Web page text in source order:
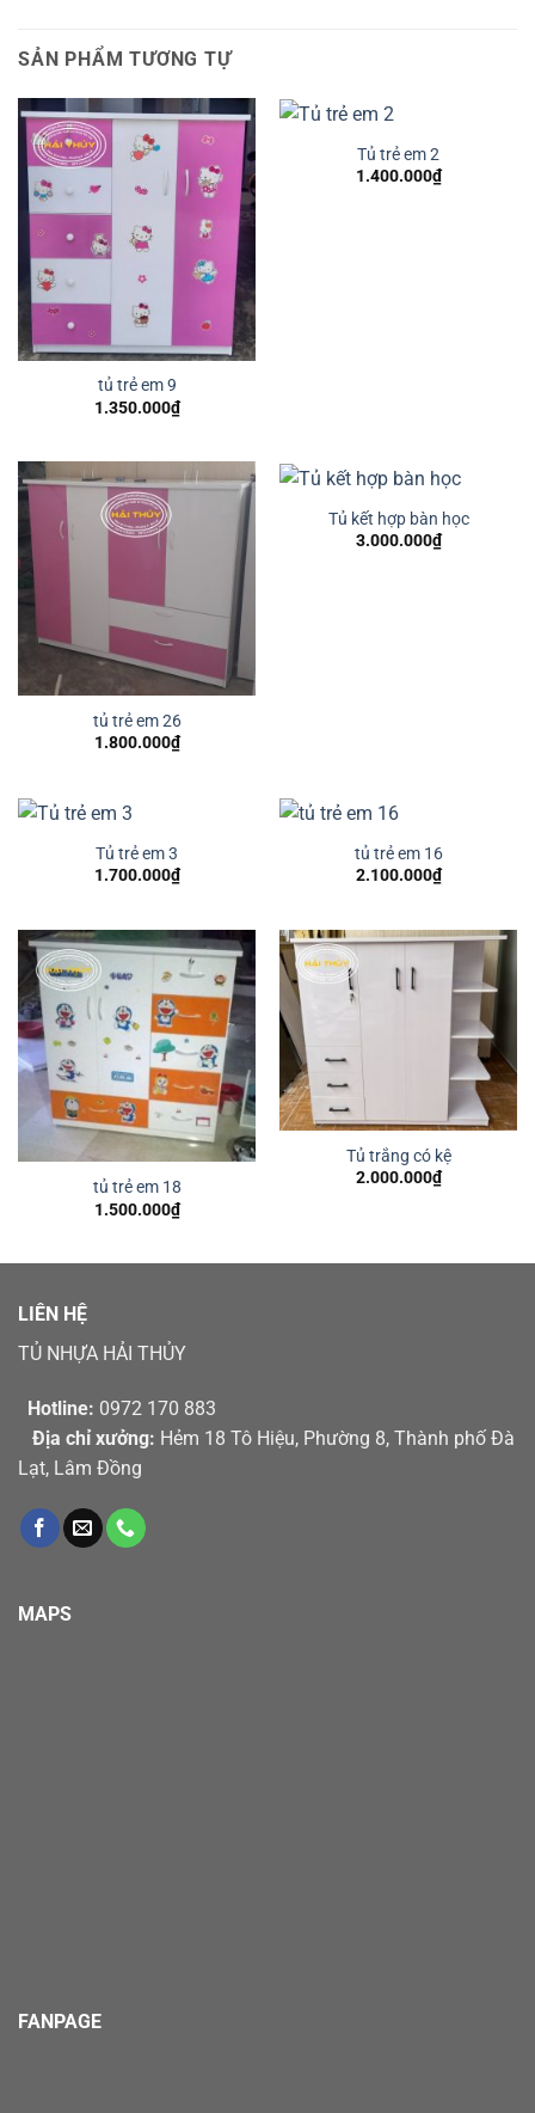
SẢN PHẨM TƯƠNG TỰ
tủ trẻ em 9
1.350.000₫
Tủ trẻ em 2
1.400.000₫
tủ trẻ em 26
1.800.000₫
Tủ kết hợp bàn học
3.000.000₫
Tủ trẻ em 3
1.700.000₫
tủ trẻ em 16
2.100.000₫
tủ trẻ em 18
1.500.000₫
Tủ trắng có kệ
2.000.000₫
LIÊN HỆ
TỦ NHỰA HẢI THỦY
Hotline: 0972 170 883
Địa chỉ xưởng: Hẻm 18 Tô Hiệu, Phường 8, Thành phố Đà
Lạt, Lâm Đồng
MAPS
FANPAGE